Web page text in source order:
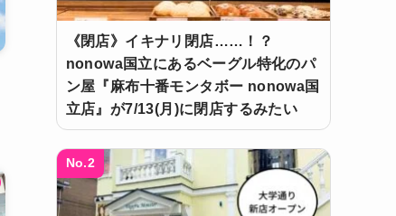
《閉店》イキナリ閉店……！？
nonowa国立にあるベーグル特化のパ
ン屋『麻布十番モンタボー nonowa国
立店』が7/13(月)に閉店するみたい
No.2